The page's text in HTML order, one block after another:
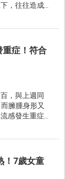
，往往造成
頻率高達七
重症！符合
，與上週同
臃腫身形又
感發生重症
！7歲女童